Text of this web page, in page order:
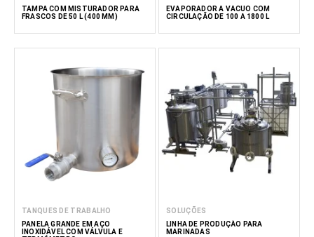
TAMPA COM MISTURADOR PARA
FRASCOS DE 50 L (400 MM)
EVAPORADOR A VÁCUO COM
CIRCULAÇÃO DE 100 A 1800 L
TANQUES DE TRABALHO
PANELA GRANDE EM AÇO
INOXIDÁVEL COM VÁLVULA E
SOLUÇÕES
LINHA DE PRODUÇÃO PARA
MARINADAS